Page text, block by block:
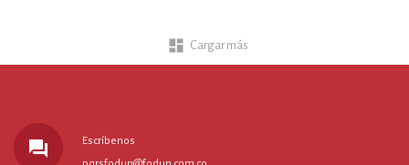
dashboard Cargar más
forum
Escríbenos